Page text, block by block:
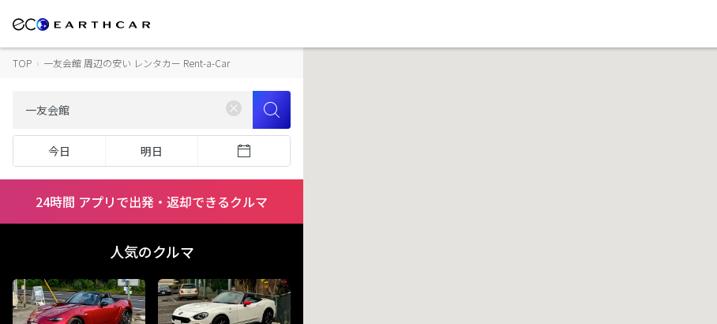
TOP › 一友会館 周辺の安い レンタカー Rent-a-Car
今日 明日
24時間 アプリで出発・返却できるクルマ
人気のクルマ